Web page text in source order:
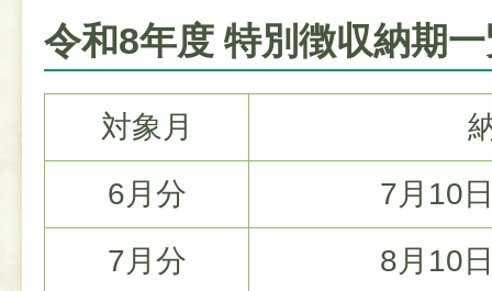
令和8年度 特別徴収納期
対象月
6月分
7月10
7月分
8月10